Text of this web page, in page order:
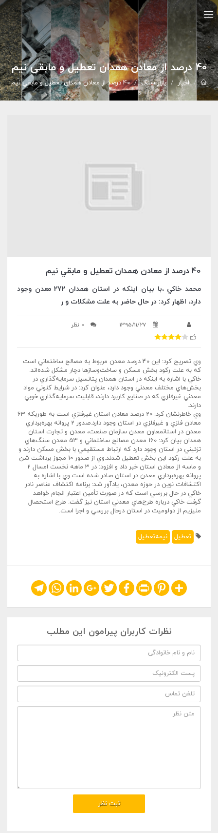
40 درصد از معادن همدان تعطيل و مابقي نيم
اخبار بازار سنگ 40 درصد از معادن همدان تعطيل و مابقي نيم
40 درصد از معادن همدان تعطيل و مابقي نيم
محمد خاکي ،با بيان اينکه در استان همدان 272 معدن وجود
دارد، اظهار کرد: در حال حاضر به علت مشکلات و ر
1395/11/27 0 نظر
وي تصريح کرد: اين 40 درصد معدن مربوط به مصالح ساختماني است
که به علت رکود بخش مسکن و ساخت‌وسازها دچار مشکل شده‌اند.
خاکي با اشاره به اينکه در استان همدان پتانسيل سرمايه‌گذاري در
بخش‌هاي مختلف معدني وجود دارد، عنوان کرد: در شرايط کنوني مواد
معدني غيرفلزي که در صنايع کاربرد دارند، قابليت سرمايه‌گذاري خوبي
دارند.
وي خاطرنشان کرد: 20 درصد معادن استان غيرفلزي است به طوريکه 63
معادن فلزي و غيرفلزي در استان وجود دارد.صدور 2 پروانه بهره‌برداري
معدن در استانمعاون معدن سازمان صنعت، معدن و تجارت استان
همدان بيان کرد: 160 معدن مصالح ساختماني و 53 معدن سنگ‌هاي
تزئيني در استان وجود دارد که ارتباط مستقيمي با بخش مسکن دارند و
به علت رکود اين بخش تعطيل شدند.وي از صدور 10 مجوز برداشت شن
و ماسه از معادن استان خبر داد و افزود: در 3 ماهه نخست امسال 2
پروانه بهره‌برداري معدن در استان صادر شده است.وي با اشاره به
اکتشافات نوين در حوزه معدن، يادآور شد: برنامه اکتشاف عناصر نادر
خاکي در حال بررسي است که در صورت تأمين اعتبار انجام خواهد
گرفت خاکي درباره طرح‌هاي معدني استان نيز گفت: طرح استحصال
منيزيم از دولوميت در استان درحال بررسي و اجرا است.
تعطيل نيمه‌تعطيل
Share
Pinterest
Print
Facebook
Twitter
Google+
LinkedIn
WhatsApp
Telegram
نظرات کاربران پیرامون این مطلب